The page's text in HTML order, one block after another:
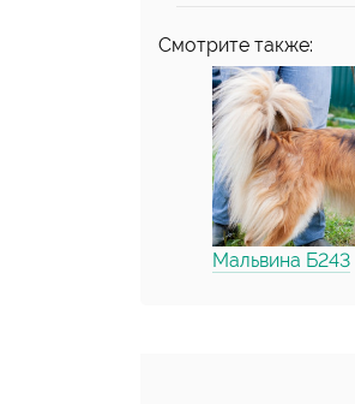
Смотрите также:
Мальвина Б243